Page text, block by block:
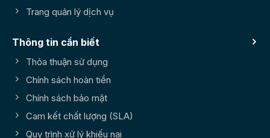
Trang quản lý dịch vụ
Thông tin cần biết
Thỏa thuận sử dụng
Chính sách hoàn tiền
Chính sách bảo mật
Cam kết chất lượng (SLA)
Quy trình xử lý khiếu nại